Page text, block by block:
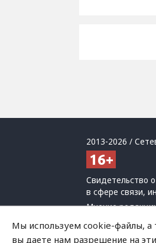
2013-2026 /
Свидетельство
в сфере связи,
Мнение
При
Политика
Мы используем cookie-файлы, а
вы даете нам разрешение на